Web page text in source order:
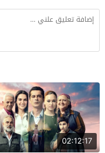
02:12:17